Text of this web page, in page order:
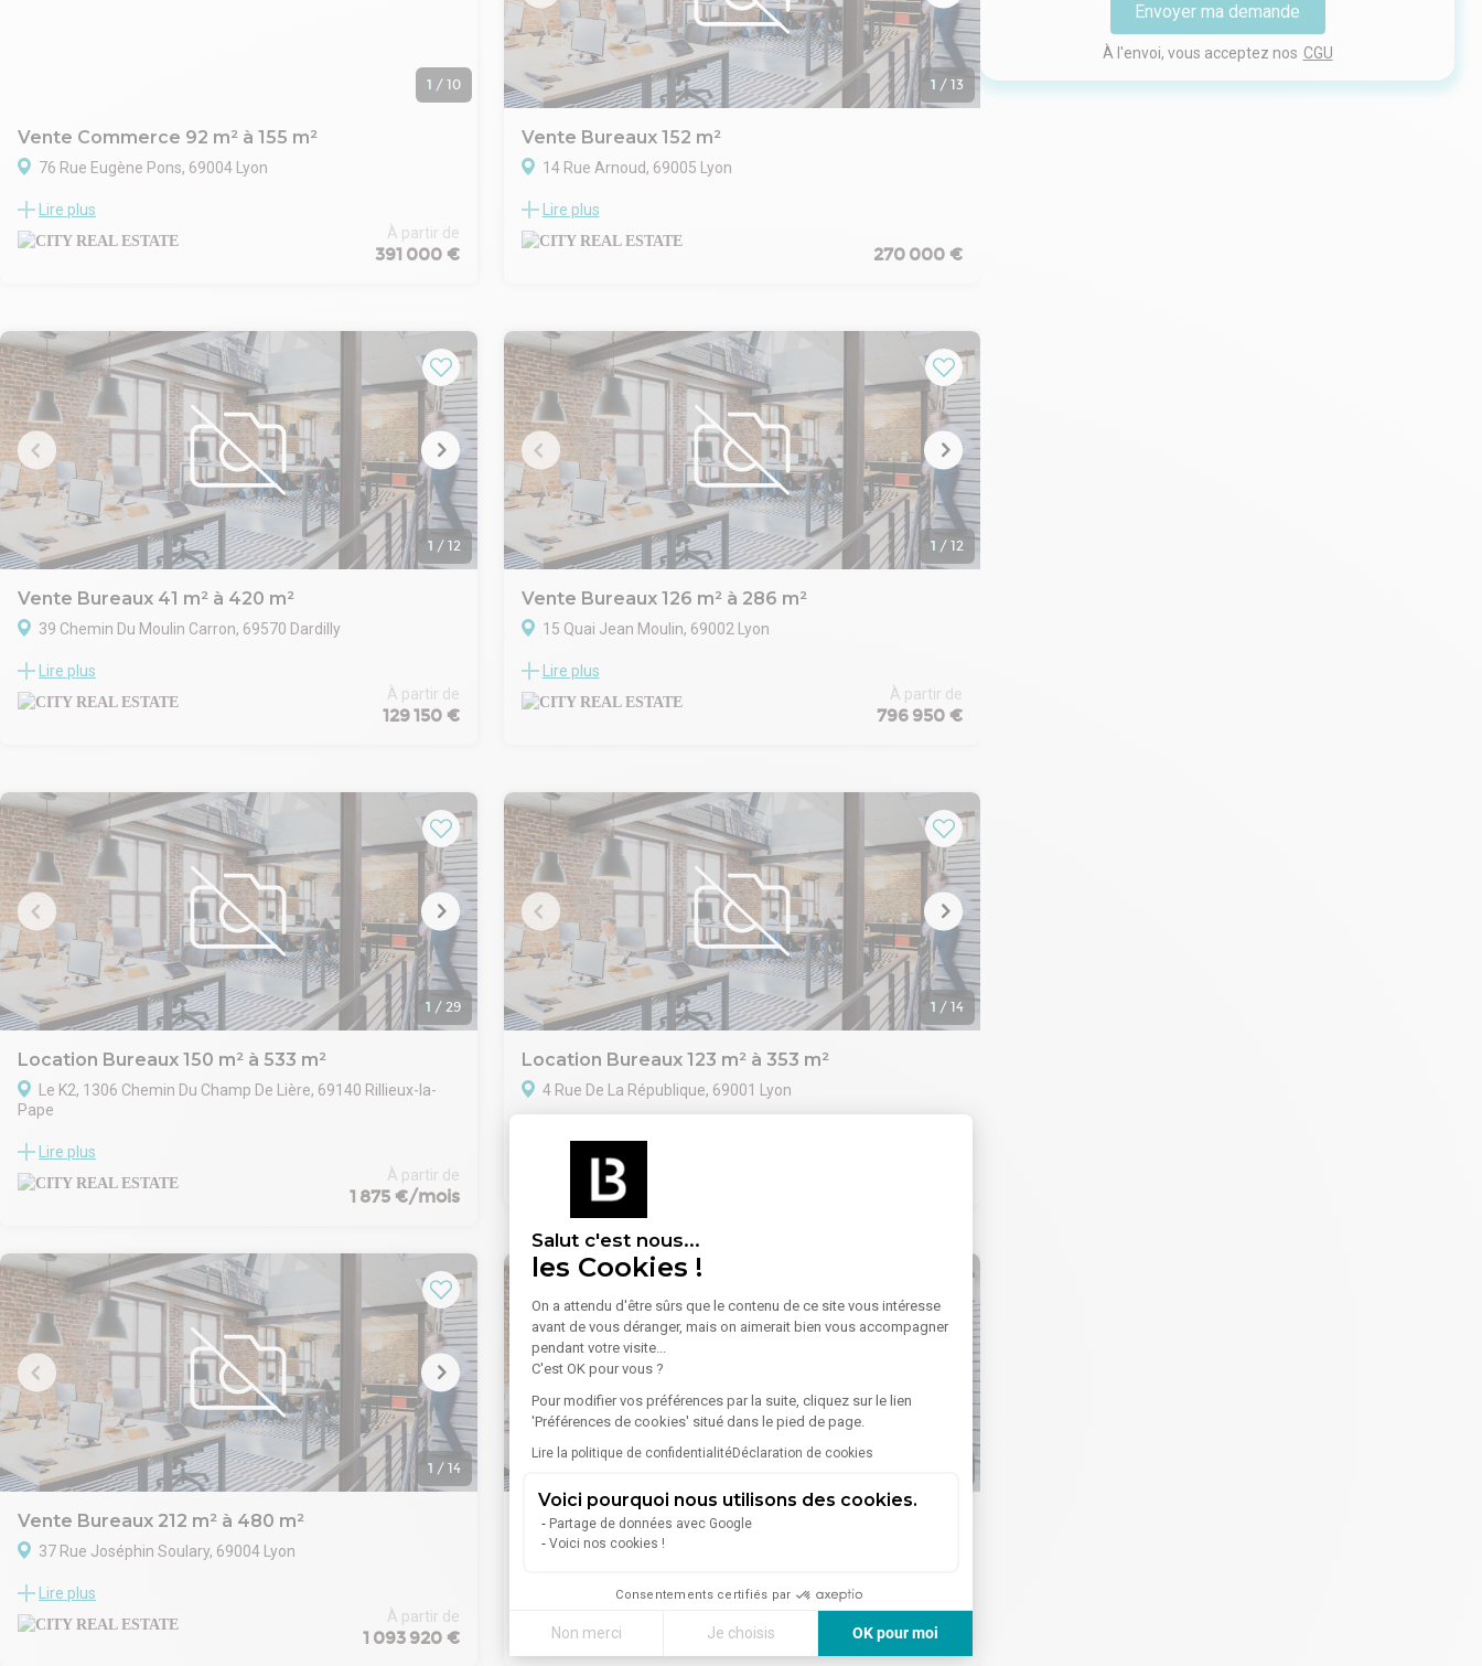
Salut c'est nous...
les Cookies !
On a attendu d'être sûrs que le contenu de ce site vous intéresse
avant de vous déranger, mais on aimerait bien vous accompagner
pendant votre visite...
C'est OK pour vous ?
Pour modifier vos préférences par la suite, cliquez sur le lien
'Préférences de cookies' situé dans le pied de page.
Lire la politique de confidentialitéDéclaration de cookies
Voici pourquoi nous utilisons des cookies.
Partage de données avec Google
Voici nos cookies !
Consentements certifiés par
Non merci Je choisis OK pour moi
1 / 10
Vente Commerce 92 m² à 155 m²
76 Rue Eugène Pons, 69004 Lyon
d'un immeuble réhabilité avec des prestations de qualité.
- Classé ERP 5ème catégorie de type W et répond aux
exigences du Code du travail.
- Mezzanines
Lire plus
À partir de
391 000 €
1 / 13
Vente Bureaux 152 m²
14 Rue Arnoud, 69005 Lyon
de-chaussée dans immeuble mixte d'habitation et de bureaux,
idéalement situés au coeur du Point du Jour dans le 5ème
arrondissement de Lyon, à proximité immédiate des
- Façade rénovée
- Coin cuisine
- Sanitaires privatifs
- Volets roulants
- 2 garages simples en sous sol en sus
Lire plus
270 000 €
1 / 12
Vente Bureaux 41 m² à 420 m²
39 Chemin Du Moulin Carron, 69570 Dardilly
un accès aisé aux principaux axes routiers, mais également une
atmosphère paisible au sein d'un lieu arboré. Les petites
surfaces disponibles sont conçues pour répondre aux besoins
Lire plus
À partir de
129 150 €
1 / 12
Vente Bureaux 126 m² à 286 m²
15 Quai Jean Moulin, 69002 Lyon
bureaux de 286 m² divisible en deux lots idéalement située
dans le 2ème arrondissement de Lyon, offrant une vue sur le
Rhône !
Lire plus
À partir de
796 950 €
1 / 29
Location Bureaux 150 m² à 533 m²
Le K2, 1306 Chemin Du Champ De Lière, 69140 Rillieux-la-
Pape
situé à Rillieux la Pape, au nord de la métropole de Lyon, en
limite avec la commune de Caluire et Cuire. Cet ensemble
immobilier est constitué de 5 bâtiments, simples, élégants et
- Durée : 3/6/9 ans
- Fiscalité : TVA
- Indice : ILAT
- Indexation : Annuelle
- Dépôt de garantie : 3 mois
- Loyers et charges : Trimestriels et d'avance
Lire plus
À partir de
1 875 €/mois
1 / 14
Location Bureaux 123 m² à 353 m²
4 Rue De La République, 69001 Lyon
City Real Estate vous propose des bureaux à la location au sein
fonctionnel, lumineux et immédiatement opérationnel.
Idéalement situés à une adresse prestigieuse, ces locaux
bénéficient d'un large choix de restaurants et de commerces à
proximité, ainsi que de nombreuses dessertes en transports en
commun, facilitant l'accessibilité pour vos collaborateurs et vos
clients.
- Durée : 3/6/9 ans
- Fiscalité : TVA
- Indice : ILAT
- Indexation : Annuelle
- Dépôt de garantie : 3 mois HT/HC
- Loyers et charges : Trimestriels et d'avance
1 / 14
Vente Bureaux 212 m² à 480 m²
37 Rue Joséphin Soulary, 69004 Lyon
réhabilité aux prestations haut de gamme, avec une cour
intérieure privative de 211 m².
Lire plus
À partir de
1 093 920 €
Location Bureaux 540 m² à 3 580 m²
Galline, 83 Avenue Galline, 69100 Villeurbanne
la location au sein d'un immeuble tertiaire labellisé, à
Villeurbanne. Les Ateliers Galline proposent 3 636 m² de
surface utile, un cadre fonctionnel et optimisé.
- Type de bail : Commercial
À partir de
10 350 €/mois
Envoyer ma demande
À l'envoi, vous acceptez nos CGU